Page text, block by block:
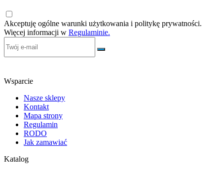
Akceptuję ogólne warunki użytkowania i politykę prywatności.
Więcej informacji w Regulaminie.
Wsparcie
Nasze sklepy
Kontakt
Mapa strony
Regulamin
RODO
Jak zamawiać
Katalog